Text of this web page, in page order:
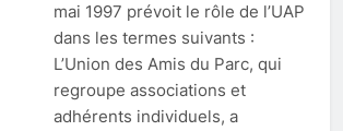
mai 1997 prévoit le rôle de l’UAP
dans les termes suivants :
L’Union des Amis du Parc, qui
regroupe associations et
adhérents individuels, a